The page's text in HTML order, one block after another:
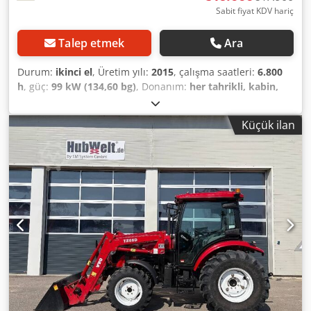
Sabit fiyat KDV hariç
Talep etmek Ara
Durum: ikinci el, Üretim yılı: 2015, çalışma saatleri: 6.800
h, güç: 99 kW (134,60 bg), Donanım: her tahrikli, kabin,
, Bakımlı Fendt 313 Vario / SCR / TMS İyi durumda,
fotoğraflara bakın 6.800 saat 1. sahibi %19 KDV dahil Net:
46.000.-€ Sorularınız için: Christian Hirsch Lütfen, sık sık
aramayı deneyin, çünkü genellikle bir müşteri
görüşmesindeyiz. Zaman kısıtlamaları nedeniyle e-
postalara yalnızca zaman zaman yanıt verebiliriz,
anlayışınız için teşekkür ederiz! * Vario kontrol *
Tempomat, devir hafızası, otomatik fonksiyonlar, hidrolik
kontrol içeren çok fonksiyonlu joystick * Tuşlarla kontrol
edilebilen Varioterminal 7-A * Variotronic dönüş yönetimi
sistemi * Vario TMS Traktör - Yönetim - Sistemi * Kabin *
Klima * Kesintisiz ön cam * Yüksekliği ve eğimi
ayarlanabilir direksiyon kolonu * Süper konforlu koltuk, sırt
dayanağıyla birlikte havalı süspansiyonlu * Isıtmalı süper
konforlu koltuk * Otomatik emniyet kemerli yolcu koltuğu *
Küçük ilan